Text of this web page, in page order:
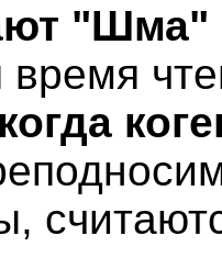
"Шма"
время